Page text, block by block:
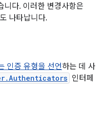
니다. 이러한 변경사항은
나타납니다.
인증 유형을 선언하는 데 사
인터페